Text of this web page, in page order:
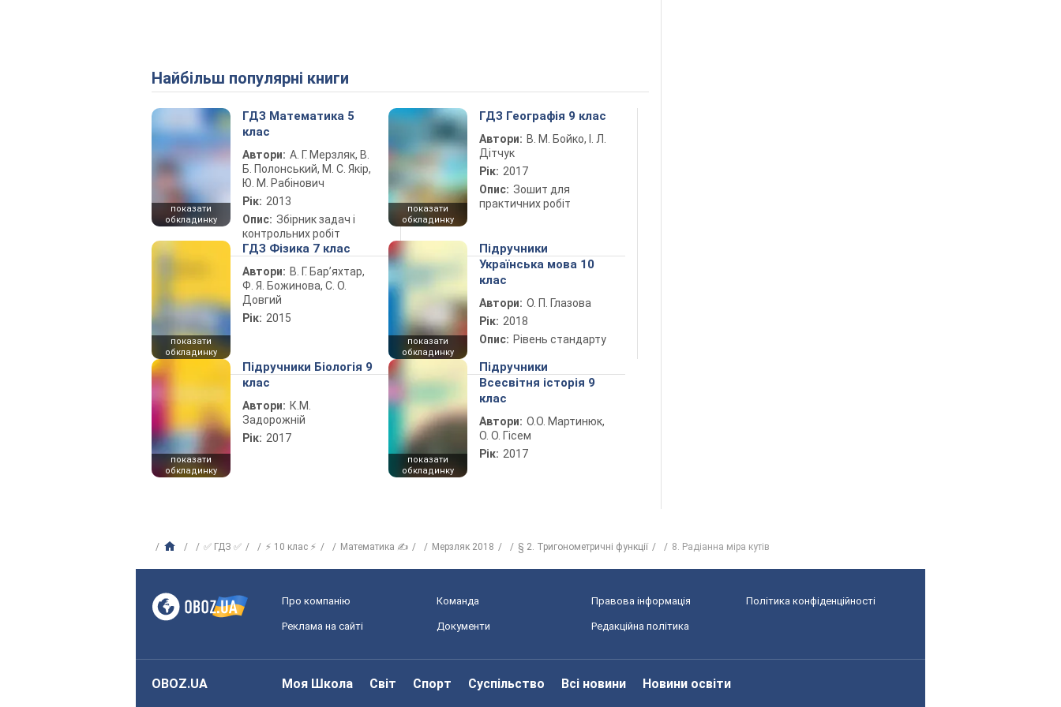
Найбільш популярні книги
показати
обкладинку
ГДЗ Математика 5
клас
Автори: А. Г. Мерзляк, В.
Б. Полонський, М. С. Якір,
Ю. М. Рабінович
Рік: 2013
Опис: Збірник задач і
контрольних робіт
показати
обкладинку
ГДЗ Географія 9 клас
Автори: В. М. Бойко, І. Л.
Дітчук
Рік: 2017
Опис: Зошит для
практичних робіт
показати
обкладинку
ГДЗ Фізика 7 клас
Автори: В. Г. Бар’яхтар,
Ф. Я. Божинова, С. О.
Довгий
Рік: 2015
показати
обкладинку
Підручники
Українська мова 10
клас
Автори: О. П. Глазова
Рік: 2018
Опис: Рівень стандарту
показати
обкладинку
Підручники Біологія 9
клас
Автори: К.М.
Задорожній
Рік: 2017
показати
обкладинку
Підручники
Всесвітня історія 9
клас
Автори: О.О. Мартинюк,
О. О. Гісем
Рік: 2017
✅ ГДЗ ✅ ⚡ 10 клас ⚡ Математика ✍ Мерзляк 2018 § 2. Тригонометричні функції 8. Радіанна міра кутів
Про компанію Команда Правова інформація Політика конфіденційності
Реклама на сайті Документи Редакційна політика
OBOZ.UA Моя Школа Світ Спорт Суспільство Всі новини Новини освіти